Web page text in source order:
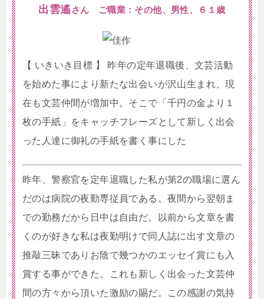
出雲遙さん ご職業：その他、男性、６１歳
【 いきいき目標 】 昨年の定年退職後、文芸活動
を始めた事により新たな出会いが沢山生まれ、現
在も文芸仲間が増加中。そこで「千円の金より１
枚の手紙」をキャッチフレーズとして新しく出会
った人達に御礼の手紙を書く事にした
昨年、警察官を定年退職した私が第2の職場に選ん
だのは病院の夜勤専従員である。夜間から翌朝ま
での勤務だから日中は自由だ。以前から文章を書
くのが好きな私は夜勤明けで同人誌に出す文章の
推敲三昧でありお陰で幾つかのエッセイ賞にも入
賞する事ができた。これも新しく出会った文芸仲
間の方々から頂いた激励の賜だ。この感謝の気持